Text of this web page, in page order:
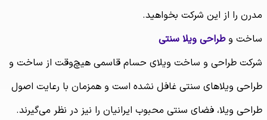
مدرن را از این شرکت بخواهید.
ساخت وطراحی ویلا سنتی
شرکت طراحی و ساخت ویلای حسام قاسمی هیچ‌وقت از ساخت و
طراحی ویلاهای سنتی غافل نشده است و همزمان با رعایت اصول
طراحی ویلا، فضای سنتی محبوب ایرانیان را نیز در نظر می‌گیرند.